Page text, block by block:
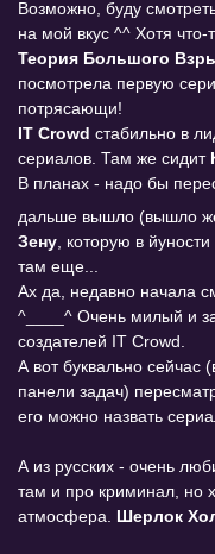
Возможно, буду
на мой вкус ^^ Хотя
Теория Большого
посмотрела первую
потрясающи!
IT Crowd стабильно в
сериалов. Там же сидит
В планах - надо бы
дальше вышло (вышло
Зену , которую в
там еще...
Ах да, недавно начала
^____^ Очень милый и
создателей IT Crowd.
А вот буквально сейчас
панели задач)
его можно назвать
А из русских - очень
там и про криминал, но
атмосфера. Шерлок